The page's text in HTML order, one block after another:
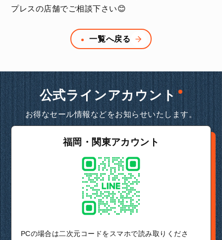
プレスの店舗でご相談下さい😊
一覧へ戻る
公式ラインアカウント
お得なセール情報などをお知らせいたします。
福岡・関東アカウント
PCの場合は二次元コードをスマホで読み取りくださ